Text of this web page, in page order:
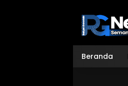
Beranda